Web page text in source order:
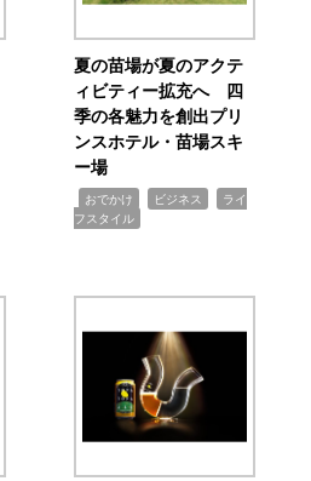
夏の苗場が夏のアクテ
ィビティー拡充へ 四
季の各魅力を創出プリ
ンスホテル・苗場スキ
ー場
おでかけ ビジネス
ライ
フスタイル